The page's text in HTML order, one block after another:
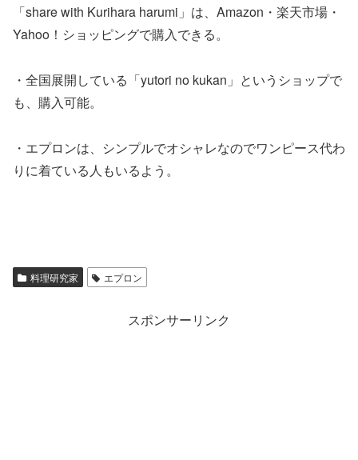
「share with Kurihara harumi」は、Amazon・楽天市場・
Yahoo！ショッピングで購入できる。
・全国展開している「yutori no kukan」というショップで
も、購入可能。
・エプロンは、シンプルでオシャレなのでワンピース代わ
りに着ている人もいるよう。
料理研究家 エプロン
スポンサーリンク